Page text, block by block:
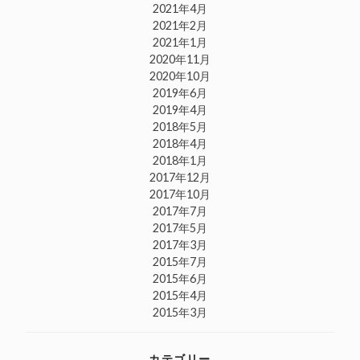
2021年4月
2021年2月
2021年1月
2020年11月
2020年10月
2019年6月
2019年4月
2018年5月
2018年4月
2018年1月
2017年12月
2017年10月
2017年7月
2017年5月
2017年3月
2015年7月
2015年6月
2015年4月
2015年3月